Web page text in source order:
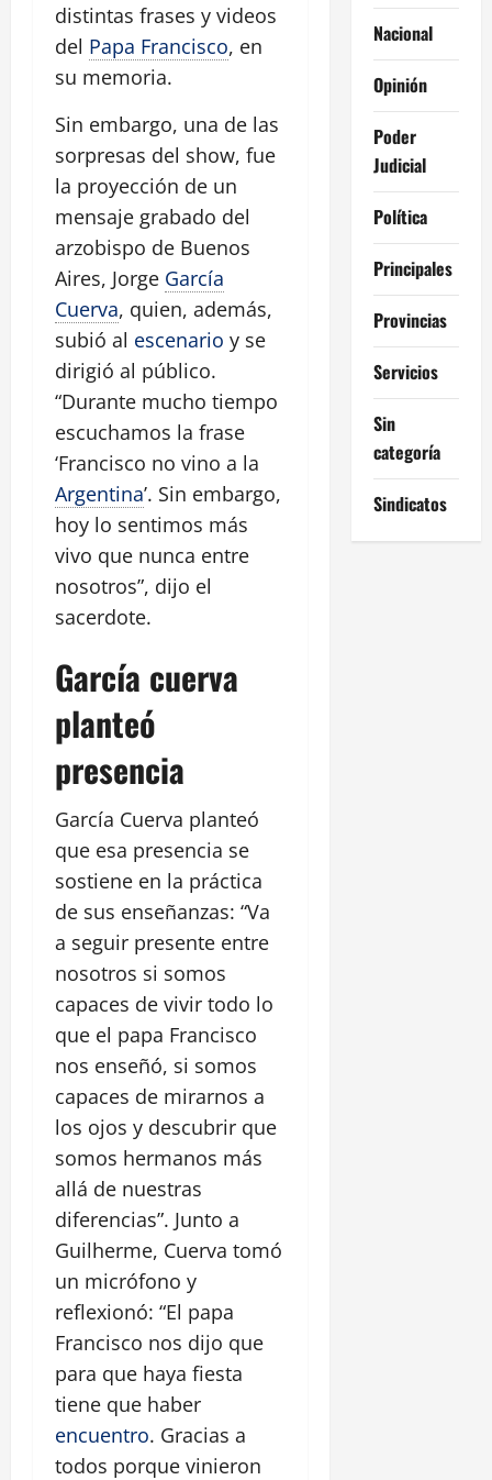
distintas frases y videos
del Papa Francisco, en
su memoria.
Sin embargo, una de las
sorpresas del show, fue
la proyección de un
mensaje grabado del
arzobispo de Buenos
Aires, Jorge García
Cuerva, quien, además,
subió al escenario y se
dirigió al público.
“Durante mucho tiempo
escuchamos la frase
‘Francisco no vino a la
Argentina’. Sin embargo,
hoy lo sentimos más
vivo que nunca entre
nosotros”, dijo el
sacerdote.
García cuerva
planteó
presencia
García Cuerva planteó
que esa presencia se
sostiene en la práctica
de sus enseñanzas: “Va
a seguir presente entre
nosotros si somos
capaces de vivir todo lo
que el papa Francisco
nos enseñó, si somos
capaces de mirarnos a
los ojos y descubrir que
somos hermanos más
allá de nuestras
diferencias”. Junto a
Guilherme, Cuerva tomó
un micrófono y
reflexionó: “El papa
Francisco nos dijo que
para que haya fiesta
tiene que haber
encuentro. Gracias a
todos porque vinieron
Nacional
Opinión
Poder
Judicial
Política
Principales
Provincias
Servicios
Sin
categoría
Sindicatos